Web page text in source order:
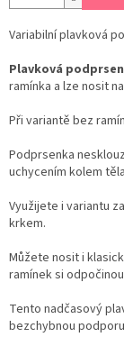
Variabilní plavková
Plavková
ramínka a lze nosit
Při variantě bez
Podprsenka
uchycením kolem
Využijete i variantu
krkem.
Můžete nosit i
ramínek si
Tento nadčasový
bezchybnou